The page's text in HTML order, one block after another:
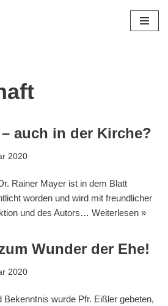
auch in der Kirche?
2020
Rainer Mayer ist in dem Blatt
worden und wird mit freundlicher
und des Autors… Weiterlesen »
Wunder der Ehe!
2020
wurde Pfr. Eißler gebeten,